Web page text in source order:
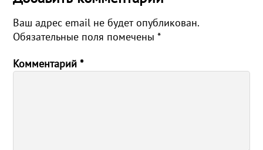
Ваш адрес email не будет опубликован.
Обязательные поля помечены*
Комментарий*